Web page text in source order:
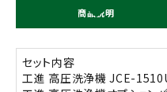
商品説明
セット内容
工進 高圧洗浄機 JCE-